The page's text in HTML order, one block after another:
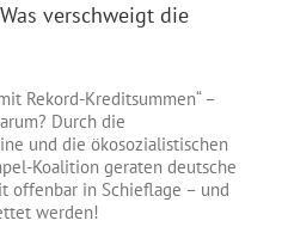
verschweigt die
Rekord-Kreditsummen“ –
Durch die
und die ökosozialistischen
Koalition geraten deutsche
offenbar in Schieflage – und
werden!